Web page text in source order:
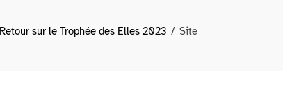
Retour sur le Trophée des Elles 2023 Site